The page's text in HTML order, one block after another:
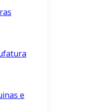
e